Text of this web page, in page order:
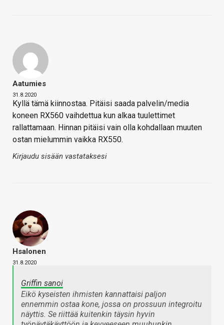
Aatumies
31.8.2020
Kyllä tämä kiinnostaa. Pitäisi saada palvelin/media
koneen RX560 vaihdettua kun alkaa tuulettimet
rallattamaan. Hinnan pitäisi vain olla kohdallaan muuten
ostan mielummin vaikka RX550.
Kirjaudu sisään vastataksesi
Hsalonen
31.8.2020
Griffin sanoi
Eikö kyseisten ihmisten kannattaisi paljon
ennemmin ostaa kone, jossa on prossuun integroitu
näyttis. Se riittää kuitenkin täysin hyvin